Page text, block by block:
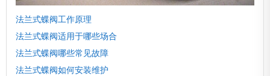
法兰式蝶阀工作原理
法兰式蝶阀适用于哪些场合
法兰式蝶阀哪些常见故障
法兰式蝶阀如何安装维护